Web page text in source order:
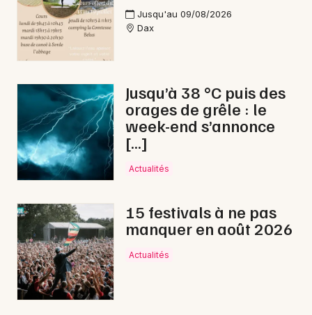
Jusqu'au 09/08/2026
Dax
Jusqu’à 38 °C puis des
orages de grêle : le
week-end s’annonce
[…]
Actualités
15 festivals à ne pas
manquer en août 2026
Actualités